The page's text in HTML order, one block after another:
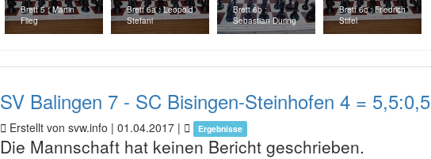
Brett 5 : Martin
Flieg
Brett 6a : Leopold
Stefani
Brett 6b :
Sebastian During
Brett 6c : Friedrich
Stifel
SV Balingen 7 - SC Bisingen-Steinhofen 4 = 5,5:0,5
Erstellt von svw.info | 01.04.2017 | Ergebnisse
Die Mannschaft hat keinen Bericht geschrieben.